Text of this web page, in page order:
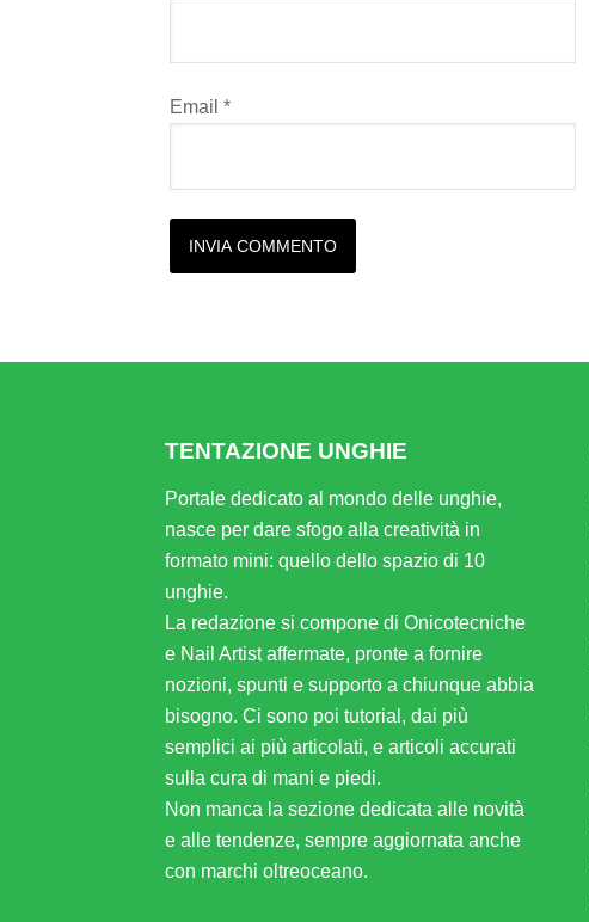
Email *
TENTAZIONE UNGHIE
Portale dedicato al mondo delle unghie,
nasce per dare sfogo alla creatività in
formato mini: quello dello spazio di 10
unghie.
La redazione si compone di Onicotecniche
e Nail Artist affermate, pronte a fornire
nozioni, spunti e supporto a chiunque abbia
bisogno. Ci sono poi tutorial, dai più
semplici ai più articolati, e articoli accurati
sulla cura di mani e piedi.
Non manca la sezione dedicata alle novità
e alle tendenze, sempre aggiornata anche
con marchi oltreoceano.